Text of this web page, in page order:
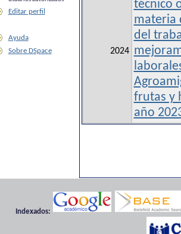
Editar perfil
Ayuda
Sobre DSpace
2024
técnico
materia
del
frutas y
año
Indexados: